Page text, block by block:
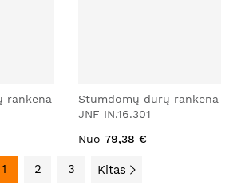
rankena
Stumdomų durų rankena
JNF IN.16.301
Nuo 79,38 €
1 2 3 Kitas